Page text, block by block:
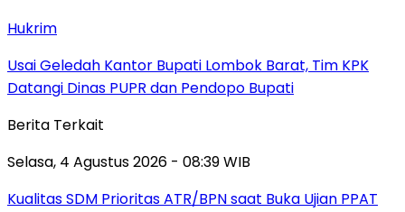
Hukrim
Usai Geledah Kantor Bupati Lombok Barat, Tim KPK
Datangi Dinas PUPR dan Pendopo Bupati
Berita Terkait
Selasa, 4 Agustus 2026 - 08:39 WIB
Kualitas SDM Prioritas ATR/BPN saat Buka Ujian PPAT